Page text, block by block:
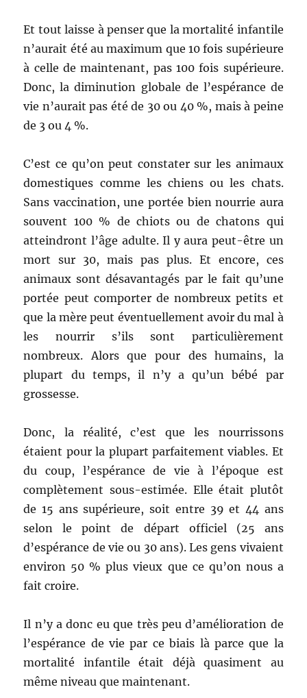
Et tout laisse à penser que la mortalité infantile
n’aurait été au maximum que 10 fois supérieure
à celle de maintenant, pas 100 fois supérieure.
Donc, la diminution globale de l’espérance de
vie n’aurait pas été de 30 ou 40 %, mais à peine
de 3 ou 4 %.
C’est ce qu’on peut constater sur les animaux
domestiques comme les chiens ou les chats.
Sans vaccination, une portée bien nourrie aura
souvent 100 % de chiots ou de chatons qui
atteindront l’âge adulte. Il y aura peut-être un
mort sur 30, mais pas plus. Et encore, ces
animaux sont désavantagés par le fait qu’une
portée peut comporter de nombreux petits et
que la mère peut éventuellement avoir du mal à
les nourrir s’ils sont particulièrement
nombreux. Alors que pour des humains, la
plupart du temps, il n’y a qu’un bébé par
grossesse.
Donc, la réalité, c’est que les nourrissons
étaient pour la plupart parfaitement viables. Et
du coup, l’espérance de vie à l’époque est
complètement sous-estimée. Elle était plutôt
de 15 ans supérieure, soit entre 39 et 44 ans
selon le point de départ officiel (25 ans
d’espérance de vie ou 30 ans). Les gens vivaient
environ 50 % plus vieux que ce qu’on nous a
fait croire.
Il n’y a donc eu que très peu d’amélioration de
l’espérance de vie par ce biais là parce que la
mortalité infantile était déjà quasiment au
même niveau que maintenant.